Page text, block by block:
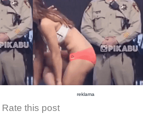
reklama
Rate this post